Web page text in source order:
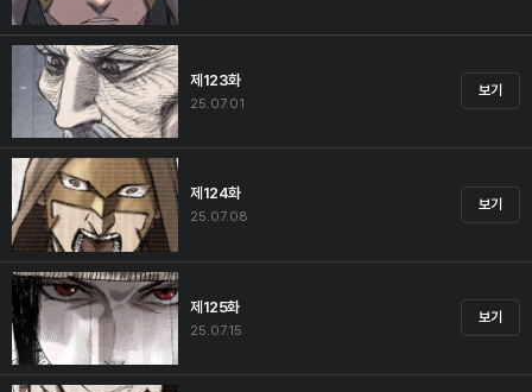
제123화
25.07.01
보기
제124화
25.07.08
보기
제125화
25.07.15
보기